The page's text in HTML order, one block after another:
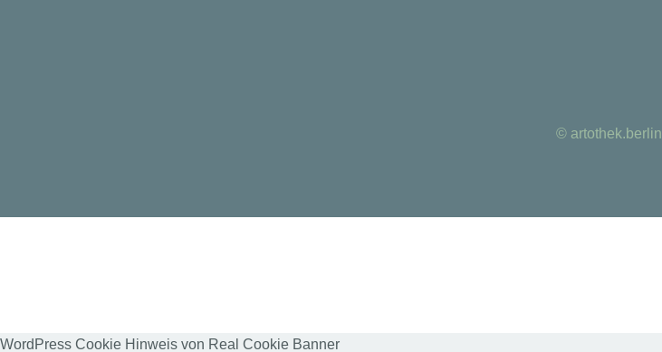
© artothek.berlin
WordPress Cookie Hinweis von Real Cookie Banner